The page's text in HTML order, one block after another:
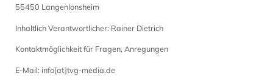
55450 Langenlonsheim
Inhaltlich Verantwortlicher: Rainer Dietrich
Kontaktmöglichkeit für Fragen, Anregungen
E-Mail: info[at]tvg-media.de